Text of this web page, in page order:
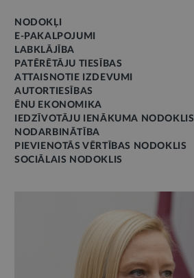
NODOKĻI
E-PAKALPOJUMI
LABKLĀJĪBA
PATĒRĒTĀJU TIESĪBAS
ATTAISNOTIE IZDEVUMI
AUTORTIESĪBAS
ĒNU EKONOMIKA
IEDZĪVOTĀJU IENĀKUMA NODOKLIS
NODARBINĀTĪBA
PIEVIENOTĀS VĒRTĪBAS NODOKLIS
SOCIĀLAIS NODOKLIS